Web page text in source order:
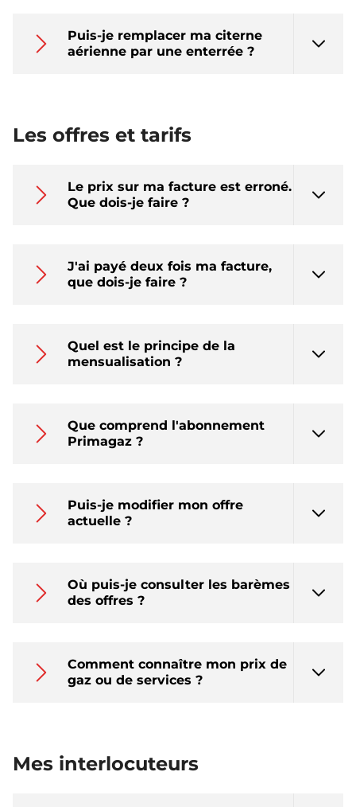
Puis-je remplacer ma citerne
aérienne par une enterrée ?
Les offres et tarifs
Le prix sur ma facture est erroné.
Que dois-je faire ?
J'ai payé deux fois ma facture,
que dois-je faire ?
Quel est le principe de la
mensualisation ?
Que comprend l'abonnement
Primagaz ?
Puis-je modifier mon offre
actuelle ?
Où puis-je consulter les barèmes
des offres ?
Comment connaître mon prix de
gaz ou de services ?
Mes interlocuteurs